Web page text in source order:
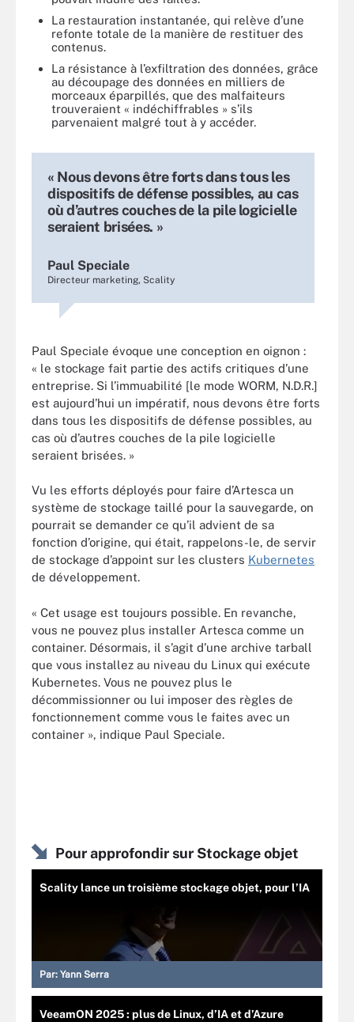
La restauration instantanée, qui relève d’une
refonte totale de la manière de restituer des
contenus.
La résistance à l’exfiltration des données, grâce
au découpage des données en milliers de
morceaux éparpillés, que des malfaiteurs
trouveraient « indéchiffrables » s’ils
parvenaient malgré tout à y accéder.
« Nous devons être forts dans tous les
dispositifs de défense possibles, au cas
où d’autres couches de la pile logicielle
seraient brisées. »
Paul Speciale
Directeur marketing, Scality
Paul Speciale évoque une conception en oignon :
« le stockage fait partie des actifs critiques d’une
entreprise. Si l’immuabilité [le mode WORM, N.D.R.]
est aujourd’hui un impératif, nous devons être forts
dans tous les dispositifs de défense possibles, au
cas où d’autres couches de la pile logicielle
seraient brisées. »
Vu les efforts déployés pour faire d’Artesca un
système de stockage taillé pour la sauvegarde, on
pourrait se demander ce qu’il advient de sa
fonction d’origine, qui était, rappelons-le, de servir
de stockage d’appoint sur les clusters Kubernetes
de développement.
« Cet usage est toujours possible. En revanche,
vous ne pouvez plus installer Artesca comme un
container. Désormais, il s’agit d’une archive tarball
que vous installez au niveau du Linux qui exécute
Kubernetes. Vous ne pouvez plus le
décommissionner ou lui imposer des règles de
fonctionnement comme vous le faites avec un
container », indique Paul Speciale.
Pour approfondir sur Stockage objet
Scality lance un troisième stockage objet, pour l’IA
Par: Yann Serra
VeeamON 2025 : plus de Linux, d’IA et d’Azure